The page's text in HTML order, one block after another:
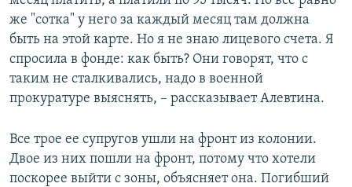
же "сотка" у него за каждый месяц там должна
быть на этой карте. Но я не знаю лицевого счета. Я
спросила в фонде: как быть? Они говорят, что с
таким не сталкивались, надо в военной
прокуратуре выяснять, – рассказывает Алевтина.
Все трое ее супругов ушли на фронт из колонии.
Двое из них пошли на фронт, потому что хотели
поскорее выйти с зоны, объясняет она. Погибший